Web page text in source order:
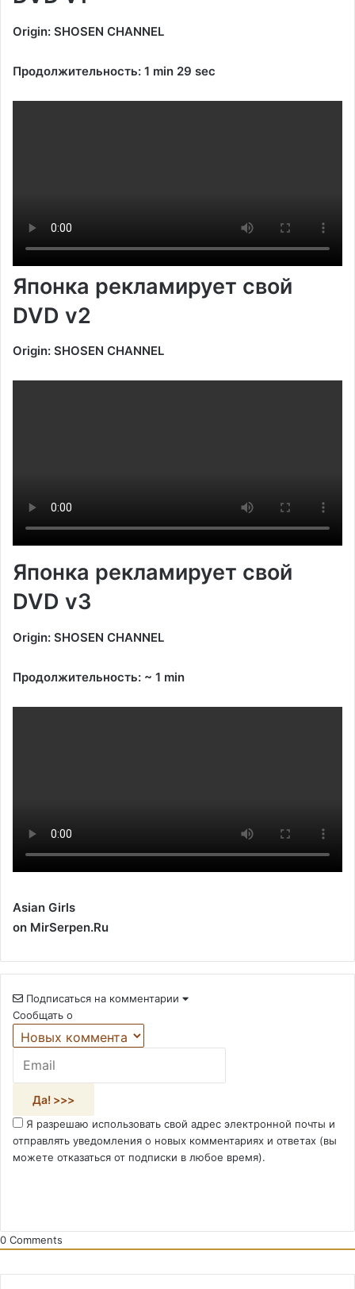
Origin: SHOSEN CHANNEL
Продолжительность: 1 min 29 sec
Японка рекламирует свой
DVD v2
Origin: SHOSEN CHANNEL
Японка рекламирует свой
DVD v3
Origin: SHOSEN CHANNEL
Продолжительность: ~ 1 min
Asian Girls
on MirSerpen.Ru
Подписаться на комментарии
Сообщать о
Я разрешаю использовать свой адрес электронной почты и
отправлять уведомления о новых комментариях и ответах (вы
можете отказаться от подписки в любое время).
0 Comments